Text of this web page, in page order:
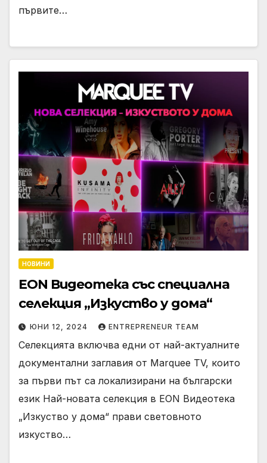
първите…
НОВИНИ
EON Видеотека със специална
селекция „Изкуство у дома“
ЮНИ 12, 2024 ENTREPRENEUR TEAM
Селекцията включва едни от най-актуалните
документални заглавия от Marquee TV, които
за първи път са локализирани на български
език Най-новата селекция в EON Видеотека
„Изкуство у дома“ прави световното
изкуство…